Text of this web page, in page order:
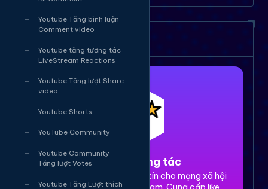
Youtube Tăng bình luận
Comment video
Youtube tăng tương tác
LiveStream Reactions
Youtube Tăng lượt Share
video
Youtube Shorts
YouTube Community
Youtube Community
Tăng lượt Votes
Youtube Tăng Lượt thích
Dịch vụ của chúng tôi
1. Tăng tương tác
Dịch vụ tăng tương tác uy tín cho mạng xã hội